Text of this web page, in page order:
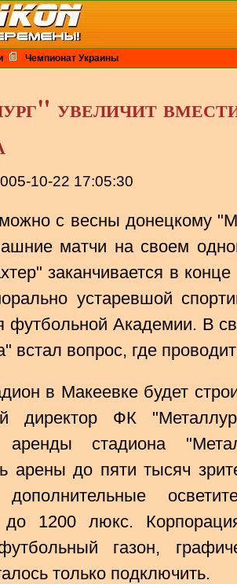
Чемпионат Украины
увеличит
10-22 17:05:30
с весны донецкому
матчи на своем
заканчивается в
устаревшой
футбольной Академии. В
встал вопрос, где
в Макеевке будет
директор ФК
аренды стадиона
арены до пяти тысяч
дополнительные
до 1200 люкс.
газон,
только подключить.